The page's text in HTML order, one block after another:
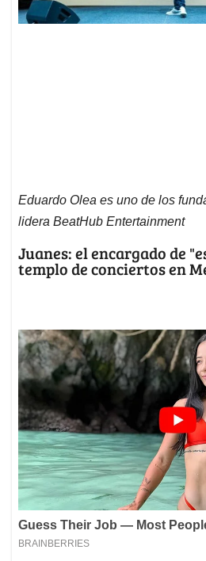
Eduardo Olea es uno de los
lidera BeatHub Entertainment
Juanes: el encargado de
templo de conciertos en